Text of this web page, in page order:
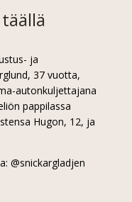
ja
37 vuotta,
autonkuljettajana
pappilassa
Hugon, 12, ja
@snickargladjen